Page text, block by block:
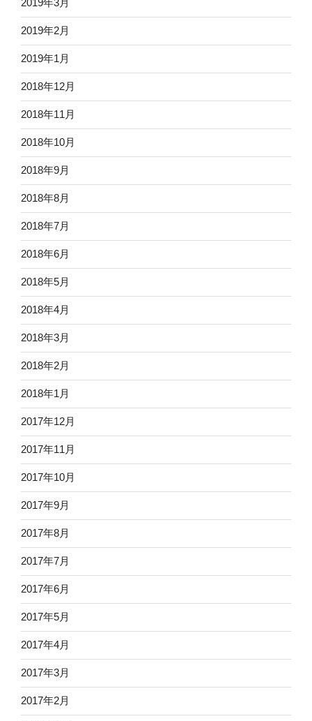
2019年3月
2019年2月
2019年1月
2018年12月
2018年11月
2018年10月
2018年9月
2018年8月
2018年7月
2018年6月
2018年5月
2018年4月
2018年3月
2018年2月
2018年1月
2017年12月
2017年11月
2017年10月
2017年9月
2017年8月
2017年7月
2017年6月
2017年5月
2017年4月
2017年3月
2017年2月